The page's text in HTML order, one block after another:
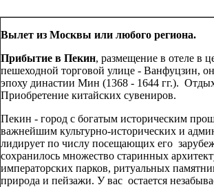
Вылет из Москвы или любого региона.
Прибытие в Пекин, размещение в отеле в
пешеходной торговой улице - Ванфуцзин,
эпоху династии Мин (1368 - 1644 гг.).
Приобретение китайских сувениров.
Пекин - город с богатым историческим
важнейшим культурно-исторических и
лидирует по числу посещающих его
сохранилось множество старинных
императорских парков, ритуальных
природа и пейзажи. У вас остается